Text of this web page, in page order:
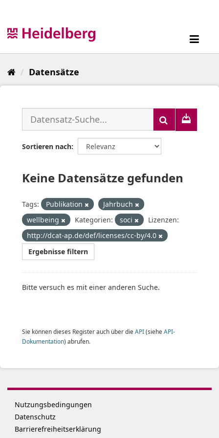
Datensätze
Sortieren nach
Keine Datensätze gefunden
Tags: Publikation
Jahrbuch
wellbeing
Kategorien: soci
Lizenzen:
http://dcat-ap.de/def/licenses/cc-by/4.0
Ergebnisse filtern
Bitte versuch es mit einer anderen Suche.
Sie können dieses Register auch über die API(siehe API-
Dokumentation) abrufen.
Nutzungsbedingungen
Datenschutz
Barrierefreiheitserklärung